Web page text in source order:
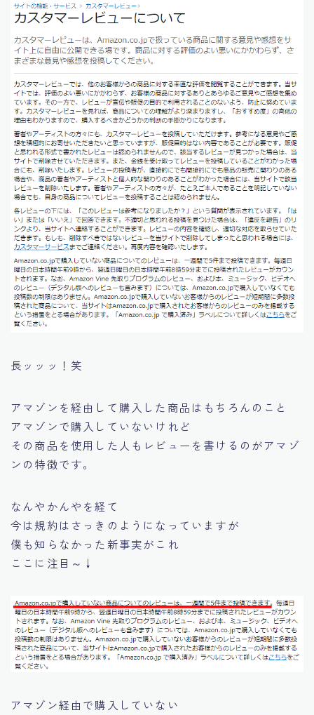
長ッッッ！笑
アマゾンを経由して購入した商品はもちろんのこと
アマゾンで購入していないけれど
その商品を使用した人もレビューを書けるのがアマゾ
ンの特徴です。
なんやかんやを経て
今は規約はさっきのようになっていますが
僕も知らなかった新事実がこれ
ここに注目～↓
アマゾン経由で購入していない